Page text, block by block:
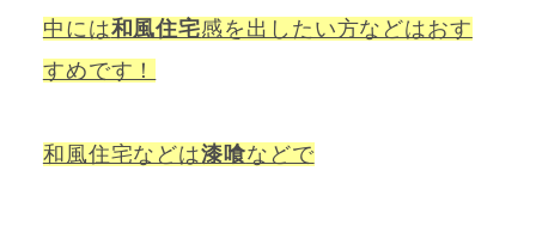
中には和風住宅感を出したい方などはおす
すめです！
和風住宅などは漆喰などで